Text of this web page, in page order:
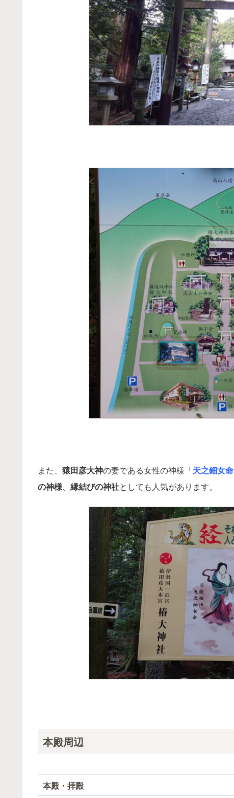
また、 猿田彦大神の妻である女性の神様「天之鈿女
の神様、 縁結びの神社としても人気があります。
本殿周辺
本殿・拝殿